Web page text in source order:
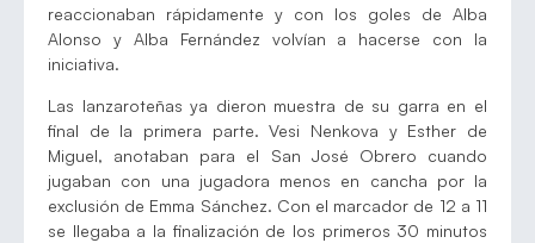
reaccionaban rápidamente y con los goles de Alba
Alonso y Alba Fernández volvían a hacerse con la
iniciativa.
Las lanzaroteñas ya dieron muestra de su garra en el
final de la primera parte. Vesi Nenkova y Esther de
Miguel, anotaban para el San José Obrero cuando
jugaban con una jugadora menos en cancha por la
exclusión de Emma Sánchez. Con el marcador de 12 a 11
se llegaba a la finalización de los primeros 30 minutos